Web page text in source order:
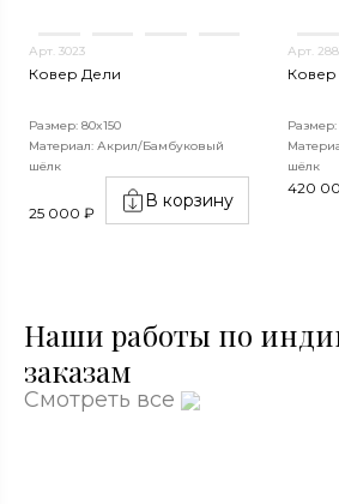
Арт. 3023
Ковер Дели
Размер: 80x150
Материал: Акрил/Бамбуковый
шёлк
25 000 ₽
В корзину
Арт.
Размер:
шёлк
420
Наши работы по
заказам
Смотреть все